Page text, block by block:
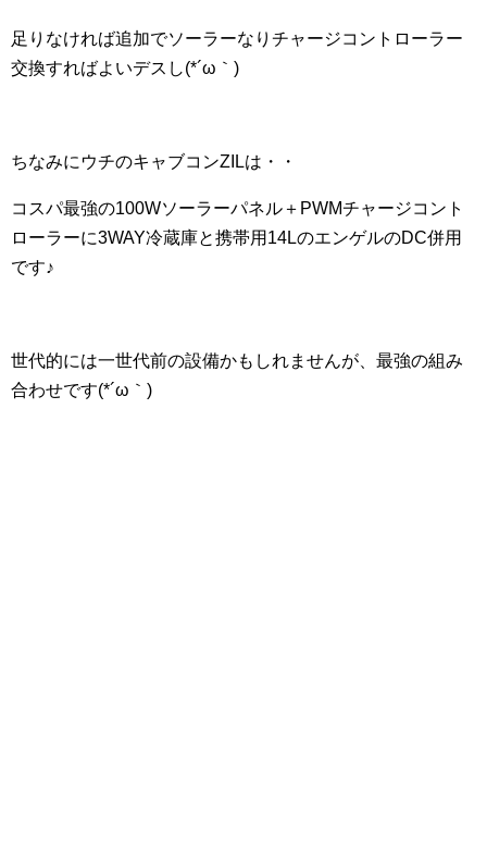
足りなければ追加でソーラーなりチャージコントローラー
交換すればよいデスし(*´ω｀)
ちなみにウチのキャブコンZILは・・
コスパ最強の100Wソーラーパネル＋PWMチャージコント
ローラーに3WAY冷蔵庫と携帯用14LのエンゲルのDC併用
です♪
世代的には一世代前の設備かもしれませんが、最強の組み
合わせです(*´ω｀)